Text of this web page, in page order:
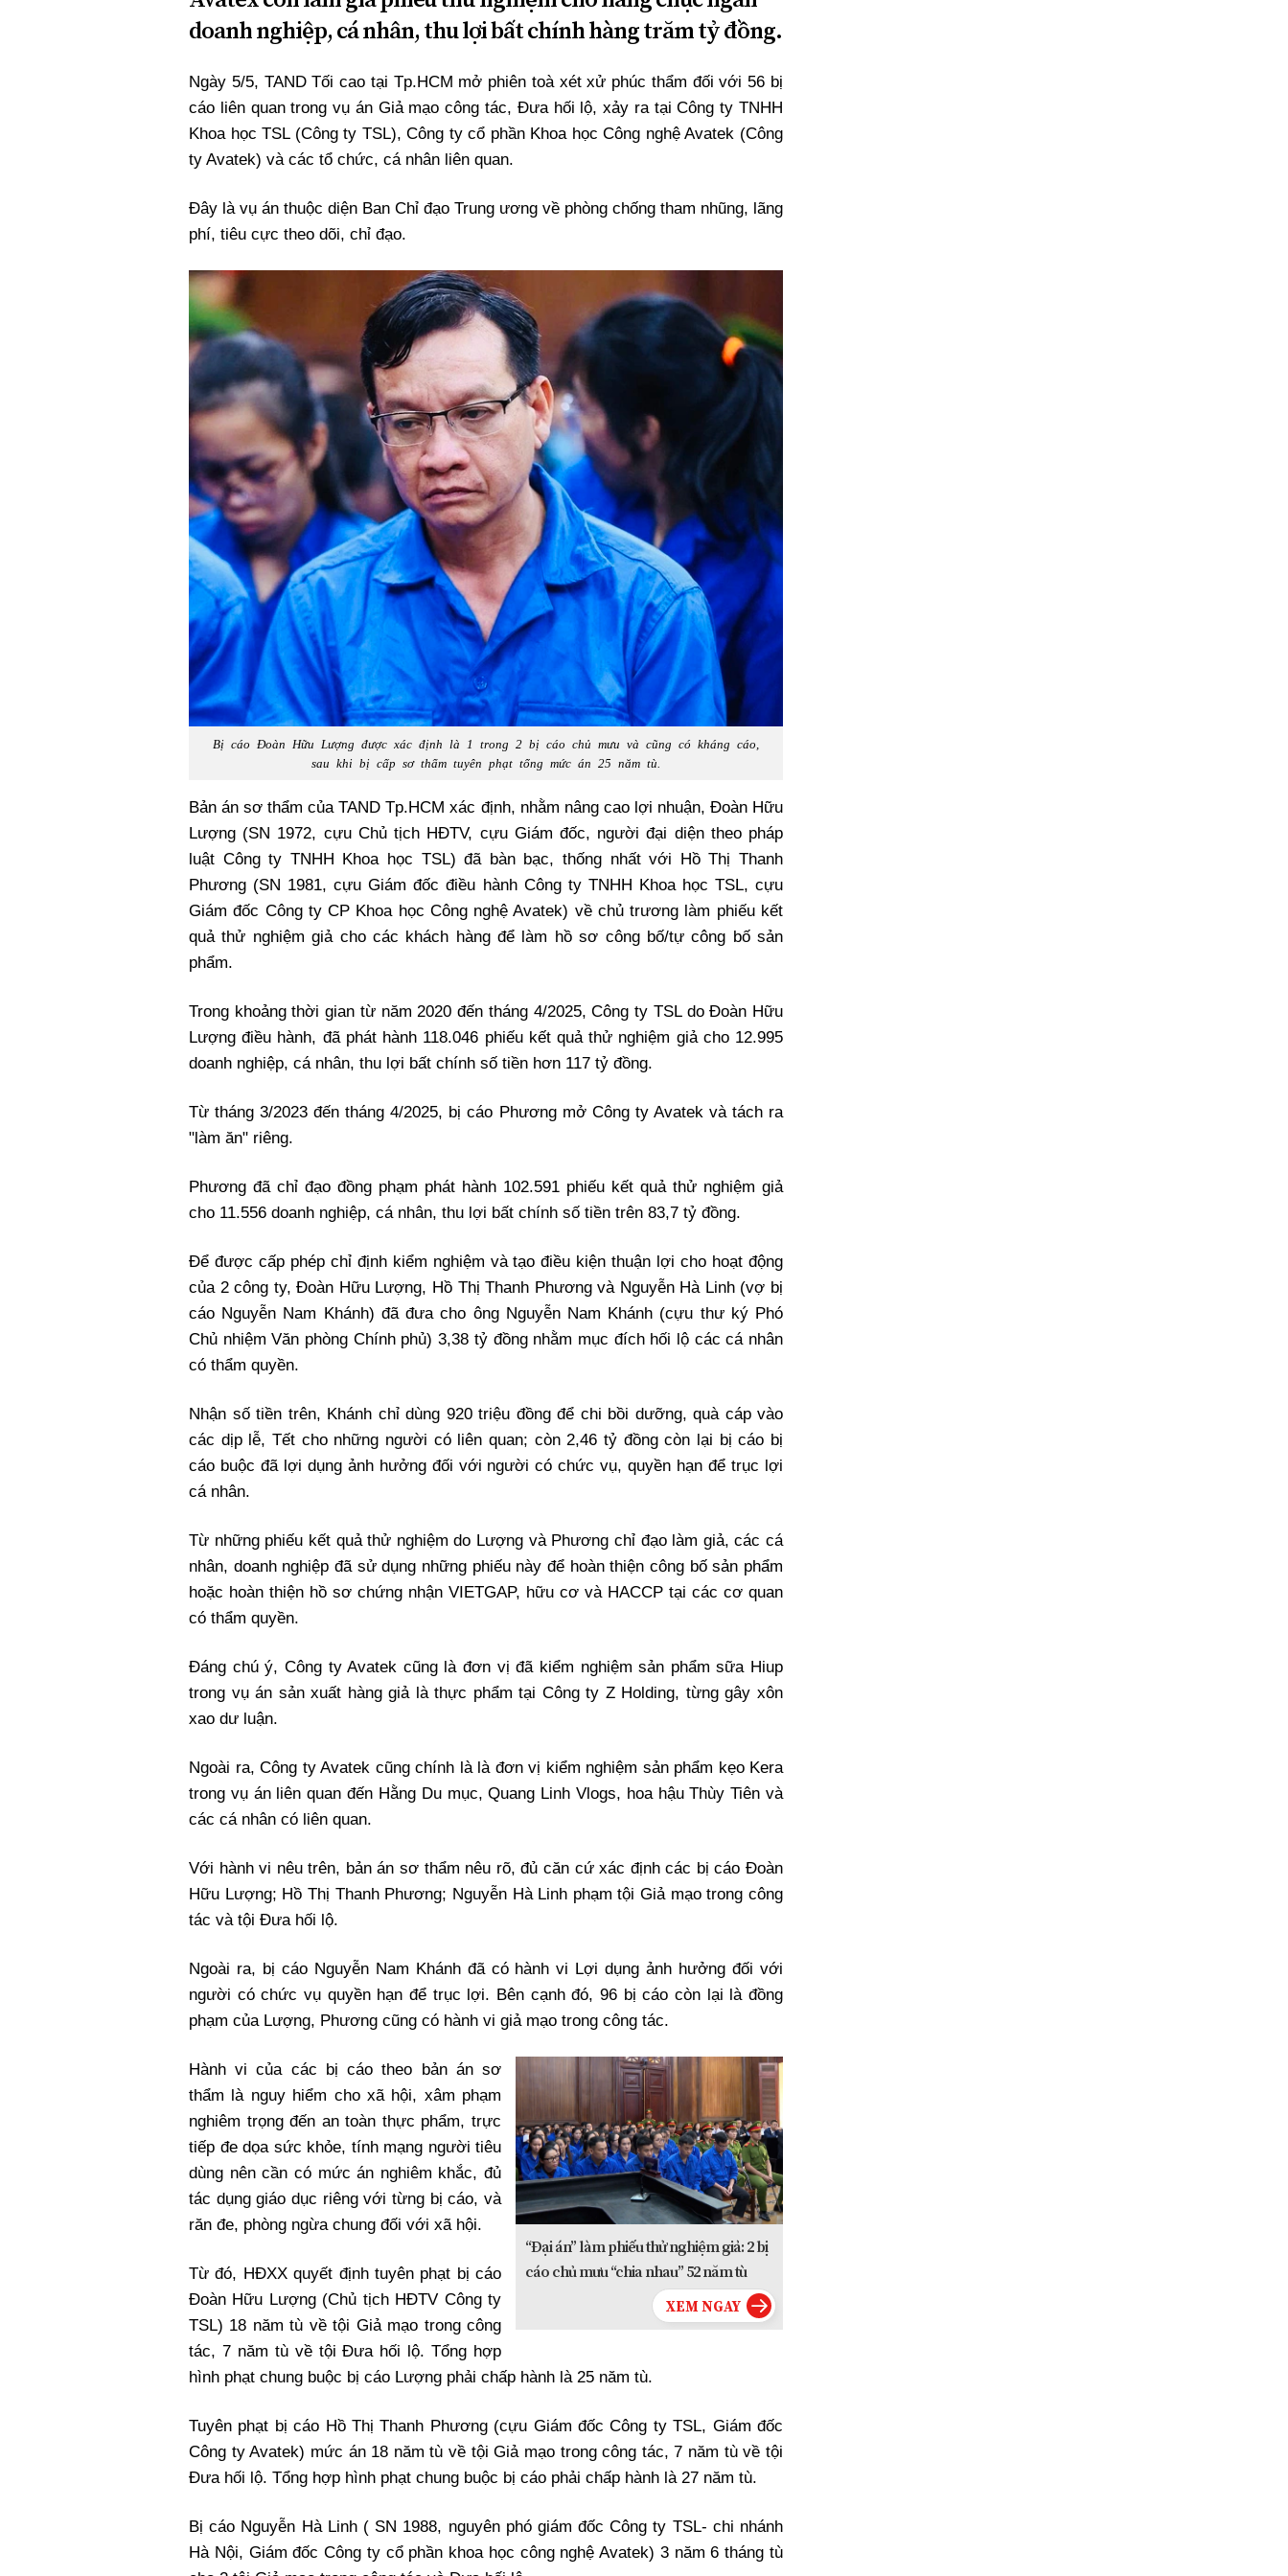
Xi nhan Trái Phải
Bạn đọc viết
doanh nghiệp, cá nhân, thu lợi bất chính hàng trăm tỷ đồng.
Ngày 5/5, TAND Tối cao tại Tp.HCM mở phiên toà xét xử phúc thẩm đối với 56 bị
cáo liên quan trong vụ án Giả mạo công tác, Đưa hối lộ, xảy ra tại Công ty TNHH
Khoa học TSL (Công ty TSL), Công ty cổ phần Khoa học Công nghệ Avatek (Công
ty Avatek) và các tổ chức, cá nhân liên quan.
Đây là vụ án thuộc diện Ban Chỉ đạo Trung ương về phòng chống tham nhũng, lãng
phí, tiêu cực theo dõi, chỉ đạo.
Bị cáo Đoàn Hữu Lượng được xác định là 1 trong 2 bị cáo chủ mưu và cũng có kháng cáo,
sau khi bị cấp sơ thẩm tuyên phạt tổng mức án 25 năm tù.
Bản án sơ thẩm của TAND Tp.HCM xác định, nhằm nâng cao lợi nhuận, Đoàn Hữu
Lượng (SN 1972, cựu Chủ tịch HĐTV, cựu Giám đốc, người đại diện theo pháp
luật Công ty TNHH Khoa học TSL) đã bàn bạc, thống nhất với Hồ Thị Thanh
Phương (SN 1981, cựu Giám đốc điều hành Công ty TNHH Khoa học TSL, cựu
Giám đốc Công ty CP Khoa học Công nghệ Avatek) về chủ trương làm phiếu kết
quả thử nghiệm giả cho các khách hàng để làm hồ sơ công bố/tự công bố sản
phẩm.
Trong khoảng thời gian từ năm 2020 đến tháng 4/2025, Công ty TSL do Đoàn Hữu
Lượng điều hành, đã phát hành 118.046 phiếu kết quả thử nghiệm giả cho 12.995
doanh nghiệp, cá nhân, thu lợi bất chính số tiền hơn 117 tỷ đồng.
Từ tháng 3/2023 đến tháng 4/2025, bị cáo Phương mở Công ty Avatek và tách ra
"làm ăn" riêng.
Phương đã chỉ đạo đồng phạm phát hành 102.591 phiếu kết quả thử nghiệm giả
cho 11.556 doanh nghiệp, cá nhân, thu lợi bất chính số tiền trên 83,7 tỷ đồng.
Để được cấp phép chỉ định kiểm nghiệm và tạo điều kiện thuận lợi cho hoạt động
của 2 công ty, Đoàn Hữu Lượng, Hồ Thị Thanh Phương và Nguyễn Hà Linh (vợ bị
cáo Nguyễn Nam Khánh) đã đưa cho ông Nguyễn Nam Khánh (cựu thư ký Phó
Chủ nhiệm Văn phòng Chính phủ) 3,38 tỷ đồng nhằm mục đích hối lộ các cá nhân
có thẩm quyền.
Nhận số tiền trên, Khánh chỉ dùng 920 triệu đồng để chi bồi dưỡng, quà cáp vào
các dịp lễ, Tết cho những người có liên quan; còn 2,46 tỷ đồng còn lại bị cáo bị
cáo buộc đã lợi dụng ảnh hưởng đối với người có chức vụ, quyền hạn để trục lợi
cá nhân.
Từ những phiếu kết quả thử nghiệm do Lượng và Phương chỉ đạo làm giả, các cá
nhân, doanh nghiệp đã sử dụng những phiếu này để hoàn thiện công bố sản phẩm
hoặc hoàn thiện hồ sơ chứng nhận VIETGAP, hữu cơ và HACCP tại các cơ quan
có thẩm quyền.
Đáng chú ý, Công ty Avatek cũng là đơn vị đã kiểm nghiệm sản phẩm sữa Hiup
trong vụ án sản xuất hàng giả là thực phẩm tại Công ty Z Holding, từng gây xôn
xao dư luận.
Ngoài ra, Công ty Avatek cũng chính là là đơn vị kiểm nghiệm sản phẩm kẹo Kera
trong vụ án liên quan đến Hằng Du mục, Quang Linh Vlogs, hoa hậu Thùy Tiên và
các cá nhân có liên quan.
Với hành vi nêu trên, bản án sơ thẩm nêu rõ, đủ căn cứ xác định các bị cáo Đoàn
Hữu Lượng; Hồ Thị Thanh Phương; Nguyễn Hà Linh phạm tội Giả mạo trong công
tác và tội Đưa hối lộ.
Ngoài ra, bị cáo Nguyễn Nam Khánh đã có hành vi Lợi dụng ảnh hưởng đối với
người có chức vụ quyền hạn để trục lợi. Bên cạnh đó, 96 bị cáo còn lại là đồng
phạm của Lượng, Phương cũng có hành vi giả mạo trong công tác.
“Đại án” làm phiếu thử nghiệm giả: 2 bị
cáo chủ mưu “chia nhau” 52 năm tù
Hành vi của các bị cáo theo bản án sơ
thẩm là nguy hiểm cho xã hội, xâm phạm
nghiêm trọng đến an toàn thực phẩm, trực
tiếp đe dọa sức khỏe, tính mạng người tiêu
dùng nên cần có mức án nghiêm khắc, đủ
tác dụng giáo dục riêng với từng bị cáo, và
răn đe, phòng ngừa chung đối với xã hội.
Từ đó, HĐXX quyết định tuyên phạt bị cáo
Đoàn Hữu Lượng (Chủ tịch HĐTV Công ty
TSL) 18 năm tù về tội Giả mạo trong công
tác, 7 năm tù về tội Đưa hối lộ. Tổng hợp
hình phạt chung buộc bị cáo Lượng phải chấp hành là 25 năm tù.
Tuyên phạt bị cáo Hồ Thị Thanh Phương (cựu Giám đốc Công ty TSL, Giám đốc
Công ty Avatek) mức án 18 năm tù về tội Giả mạo trong công tác, 7 năm tù về tội
Đưa hối lộ. Tổng hợp hình phạt chung buộc bị cáo phải chấp hành là 27 năm tù.
Bị cáo Nguyễn Hà Linh ( SN 1988, nguyên phó giám đốc Công ty TSL- chi nhánh
Hà Nội, Giám đốc Công ty cổ phần khoa học công nghệ Avatek) 3 năm 6 tháng tù